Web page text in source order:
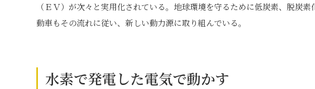
（ＥＶ）が次々と実用化されている。地球環境を守るために低炭素、脱炭
動車もその流れに従い、新しい動力源に取り組んでいる。
水素で発電した電気で動かす